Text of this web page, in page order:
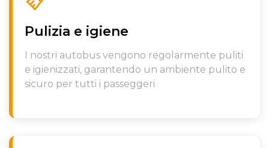
Pulizia e igiene
I nostri autobus vengono regolarmente puliti
e igienizzati, garantendo un ambiente pulito e
sicuro per tutti i passeggeri